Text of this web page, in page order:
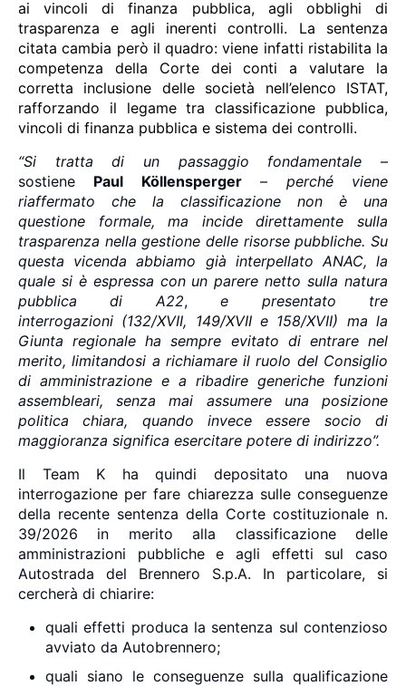
ai vincoli di finanza pubblica, agli obblighi di
trasparenza e agli inerenti controlli. La sentenza
citata cambia però il quadro: viene infatti ristabilita la
competenza della Corte dei conti a valutare la
corretta inclusione delle società nell’elenco ISTAT,
rafforzando il legame tra classificazione pubblica,
vincoli di finanza pubblica e sistema dei controlli.
“Si tratta di un passaggio fondamentale –
sostiene Paul Köllensperger– perché viene
riaffermato che la classificazione non è una
questione formale, ma incide direttamente sulla
trasparenza nella gestione delle risorse pubbliche. Su
questa vicenda abbiamo già interpellato ANAC, la
quale si è espressa con un parere netto sulla natura
pubblica di A22,e presentato tre
interrogazioni (132/XVII, 149/XVIIe 158/XVII) ma la
Giunta regionale ha sempre evitato di entrare nel
merito, limitandosi a richiamare il ruolo del Consiglio
di amministrazione e a ribadire generiche funzioni
assembleari, senza mai assumere una posizione
politica chiara, quando invece essere socio di
maggioranza significa esercitare potere di indirizzo”.
Il Team K ha quindi depositato una nuova
interrogazione per fare chiarezza sulle conseguenze
della recente sentenza della Corte costituzionale n.
39/2026 in merito alla classificazione delle
amministrazioni pubbliche e agli effetti sul caso
Autostrada del Brennero S.p.A. In particolare, si
cercherà di chiarire:
quali effetti produca la sentenza sul contenzioso
avviato da Autobrennero;
quali siano le conseguenze sulla qualificazione